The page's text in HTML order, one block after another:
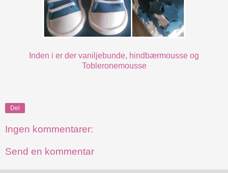
Inden i er der vaniljebunde, hindbærmousse og
Tobleronemousse
Del
Ingen kommentarer:
Send en kommentar